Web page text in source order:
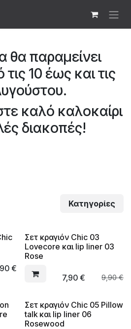
θα παραμείνει
10 έως και τις
καλό καλοκαίρι
διακοπές!
Κατηγορίες
€
Σετ κραγιόν Chic 03
Lovecore και lip liner 03
Rose
7,90 € 9,90€
Σετ κραγιόν Chic 05 Pillow
talk και lip liner 06
Rosewood